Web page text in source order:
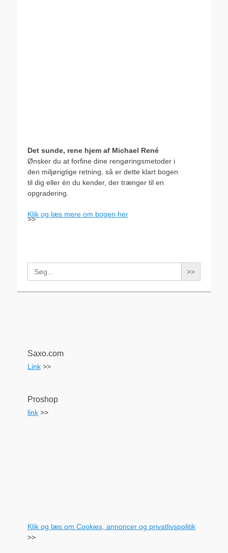
Det sunde, rene hjem af Michael René
Ønsker du at forfine dine rengøringsmetoder i
den miljørigtige retning, så er dette klart bogen
til dig eller én du kender, der trænger til en
opgradering.
Klik og læs mere om bogen her
>>
Search
for:
Saxo.com
Link >>
Proshop
link >>
Klik og læs om Cookies, annoncer og privatlivspolitik
>>